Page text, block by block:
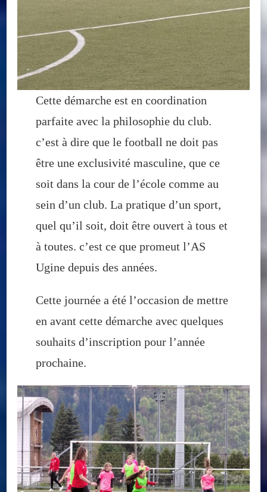
Cette démarche est en coordination
parfaite avec la philosophie du club.
c’est à dire que le football ne doit pas
être une exclusivité masculine, que ce
soit dans la cour de l’école comme au
sein d’un club. La pratique d’un sport,
quel qu’il soit, doit être ouvert à tous et
à toutes. c’est ce que promeut l’AS
Ugine depuis des années.
Cette journée a été l’occasion de mettre
en avant cette démarche avec quelques
souhaits d’inscription pour l’année
prochaine.